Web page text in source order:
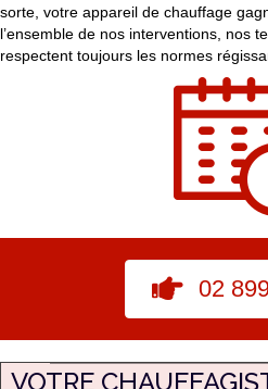
sorte, votre appareil de chauffage
l’ensemble de nos interventions, nos
respectent toujours les normes
02
VOTRE